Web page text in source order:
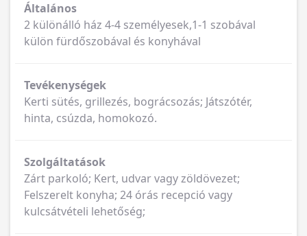
Általános
2 különálló ház 4-4 személyesek,1-1 szobával
külön fürdőszobával és konyhával
Tevékenységek
Kerti sütés, grillezés, bográcsozás; Játszótér,
hinta, csúzda, homokozó.
Szolgáltatások
Zárt parkoló; Kert, udvar vagy zöldövezet;
Felszerelt konyha; 24 órás recepció vagy
kulcsátvételi lehetőség;